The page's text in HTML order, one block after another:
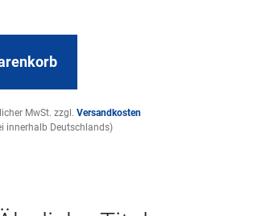
MwSt. zzgl. Versandkosten
innerhalb Deutschlands)